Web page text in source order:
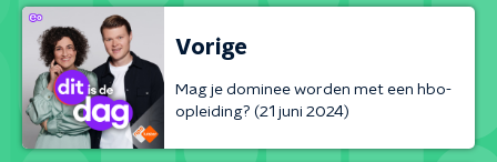
Vorige
Mag je dominee worden met een hbo-
opleiding? (21 juni 2024)